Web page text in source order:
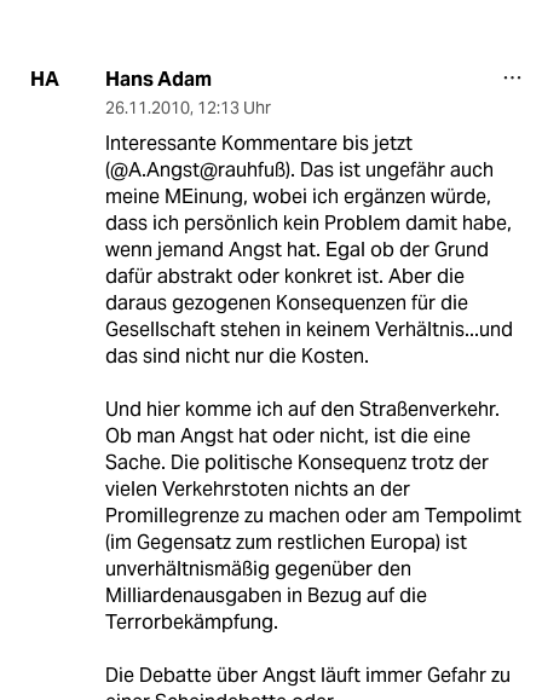
HA Hans Adam
26.11.2010, 12:13 Uhr
Interessante Kommentare bis jetzt
(@A.Angst@rauhfuß). Das ist ungefähr auch
meine MEinung, wobei ich ergänzen würde,
dass ich persönlich kein Problem damit habe,
wenn jemand Angst hat. Egal ob der Grund
dafür abstrakt oder konkret ist. Aber die
daraus gezogenen Konsequenzen für die
Gesellschaft stehen in keinem Verhältnis...und
das sind nicht nur die Kosten.
Und hier komme ich auf den Straßenverkehr.
Ob man Angst hat oder nicht, ist die eine
Sache. Die politische Konsequenz trotz der
vielen Verkehrstoten nichts an der
Promillegrenze zu machen oder am Tempolimt
(im Gegensatz zum restlichen Europa) ist
unverhältnismäßig gegenüber den
Milliardenausgaben in Bezug auf die
Terrorbekämpfung.
Die Debatte über Angst läuft immer Gefahr zu